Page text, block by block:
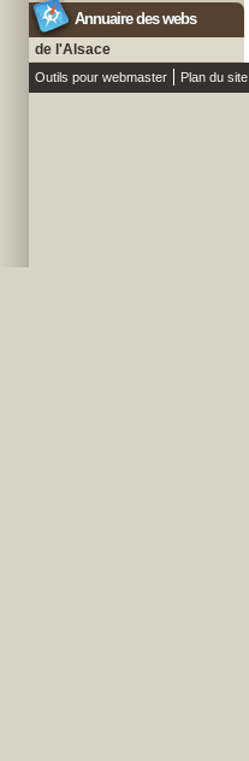
Annuaire des webs
de l'Alsace
Outils pour webmaster Plan du site